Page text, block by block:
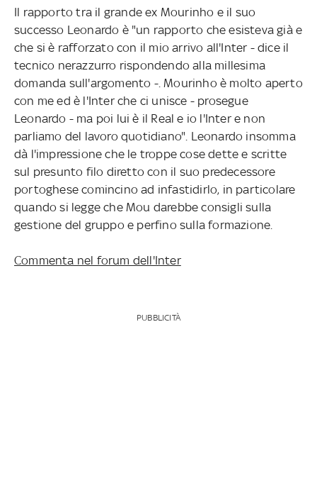
Il rapporto tra il grande ex Mourinho e il suo
successo Leonardo è "un rapporto che esisteva già e
che si è rafforzato con il mio arrivo all'Inter - dice il
tecnico nerazzurro rispondendo alla millesima
domanda sull'argomento -. Mourinho è molto aperto
con me ed è l'Inter che ci unisce - prosegue
Leonardo - ma poi lui è il Real e io l'Inter e non
parliamo del lavoro quotidiano". Leonardo insomma
dà l'impressione che le troppe cose dette e scritte
sul presunto filo diretto con il suo predecessore
portoghese comincino ad infastidirlo, in particolare
quando si legge che Mou darebbe consigli sulla
gestione del gruppo e perfino sulla formazione.
Commenta nel forum dell'Inter
PUBBLICITÀ